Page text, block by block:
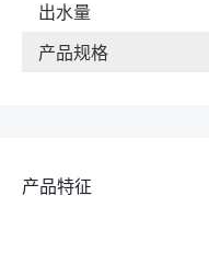
出水量
产品规格
产品特征